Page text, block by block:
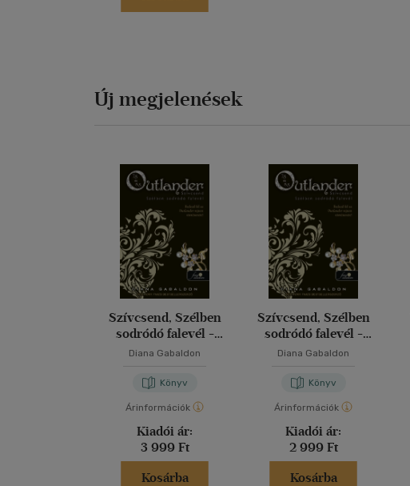
Új megjelenések
Szívcsend, Szélben
sodródó falevél -
Keménytábla
Diana Gabaldon
Könyv
Árinformációk
Kiadói ár:
3 999 Ft
Kosárba
Szívcsend, Szélben
sodródó falevél -
Puhatábla
Diana Gabaldon
Könyv
Árinformációk
Kiadói ár:
2 999 Ft
Kosárba